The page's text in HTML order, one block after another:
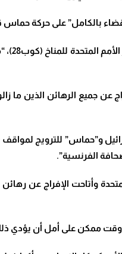
بالكامل” على حركة
وقال
عن جميع الرهائن الذين
و”حماس” للترويج
الفرنسية”.
وأتاحت الإفراج عن
ممكن على أمل أن يؤدي